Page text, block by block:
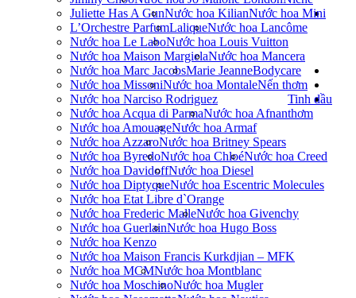
Juliette Has A GunNước hoa Kilian
L’Orchestre ParfumLaliqueNước hoa Lancôme
Nước hoa Le LaboNước hoa Louis Vuitton
Nước hoa Maison MargielaNước hoa Mancera
Nước hoa Marc JacobsMarie Jeanne
Nước hoa MissoniNước hoa Montale
Nước hoa Narciso Rodriguez
Nước hoa Acqua di ParmaNước hoa Afnan
Nước hoa AmouageNước hoa Armaf
Nước hoa AzzaroNước hoa Britney Spears
Nước hoa ByredoNước hoa ChloéNước hoa Creed
Nước hoa DavidoffNước hoa Diesel
Nước hoa DiptyqueNước hoa Escentric Molecules
Nước hoa Etat Libre d`Orange
Nước hoa Frederic MalleNước hoa Givenchy
Nước hoa GuerlainNước hoa Hugo Boss
Nước hoa Kenzo
Nước hoa Maison Francis Kurkdjian – MFK
Nước hoa MCMNước hoa Montblanc
Nước hoa MoschinoNước hoa Mugler
Nước hoa Mini
Bodycare
Nến thơm
Tinh dầu
thơm